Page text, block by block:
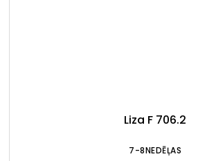
Liza F 706.2
7-8NEDĒĻAS